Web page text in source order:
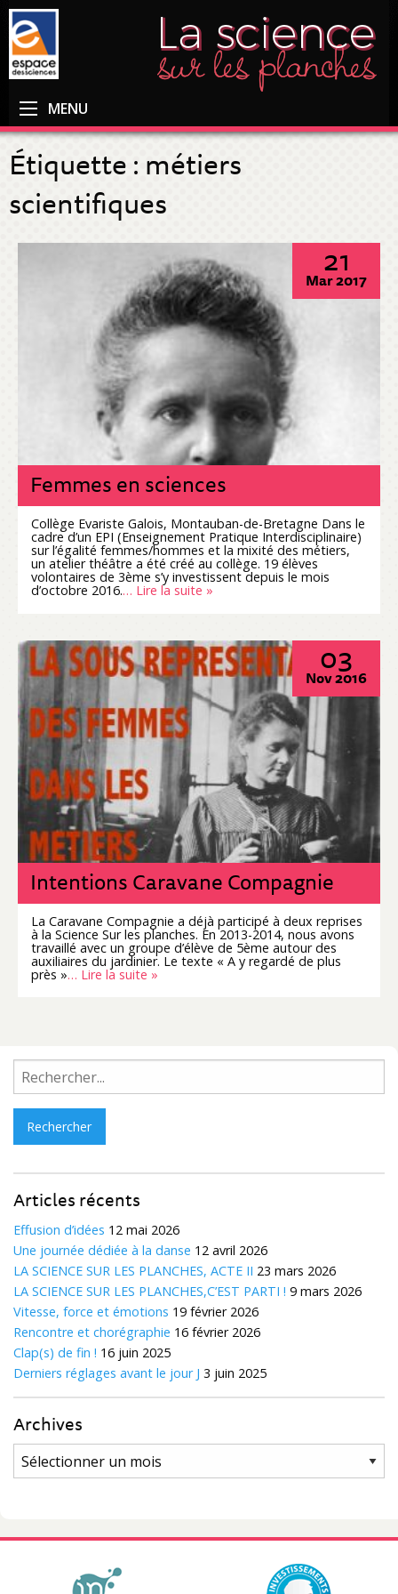
MENU
Étiquette : métiers
scientifiques
21
Mar 2017
Femmes en sciences
Collège Evariste Galois, Montauban-de-Bretagne Dans le
cadre d’un EPI (Enseignement Pratique Interdisciplinaire)
sur l’égalité femmes/hommes et la mixité des métiers,
un atelier théâtre a été créé au collège. 19 élèves
volontaires de 3ème s’y investissent depuis le mois
d’octobre 2016.… Lire la suite »
03
Nov 2016
Intentions Caravane Compagnie
La Caravane Compagnie a déjà participé à deux reprises
à la Science Sur les planches. En 2013-2014, nous avons
travaillé avec un groupe d’élève de 5ème autour des
auxiliaires du jardinier. Le texte « A y regardé de plus
près »… Lire la suite »
Rechercher :
Articles récents
Effusion d’idées 12 mai 2026
Une journée dédiée à la danse 12 avril 2026
LA SCIENCE SUR LES PLANCHES, ACTE II 23 mars 2026
LA SCIENCE SUR LES PLANCHES,C’EST PARTI ! 9 mars 2026
Vitesse, force et émotions 19 février 2026
Rencontre et chorégraphie 16 février 2026
Clap(s) de fin ! 16 juin 2025
Derniers réglages avant le jour J 3 juin 2025
Archives
Archives